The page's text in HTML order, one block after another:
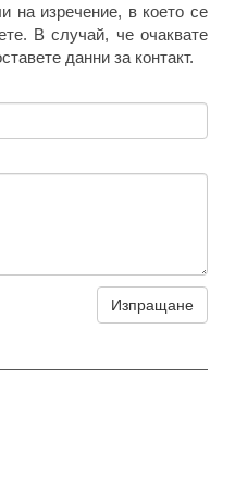
на изречение, в което се
В случай, че очаквате
данни за контакт.
Изпращане